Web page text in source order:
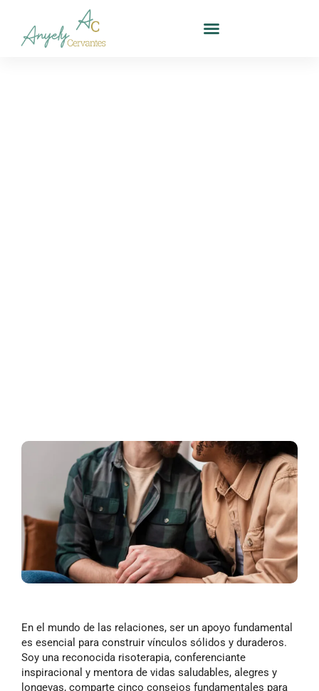
En el mundo de las relaciones, ser un apoyo fundamental
es esencial para construir vínculos sólidos y duraderos.
Soy una reconocida risoterapia, conferenciante
inspiracional y mentora de vidas saludables, alegres y
longevas, comparte cinco consejos fundamentales para